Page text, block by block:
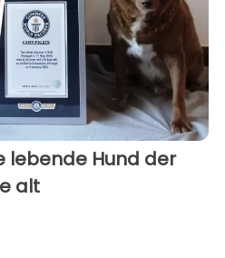
lebende Hund der
alt